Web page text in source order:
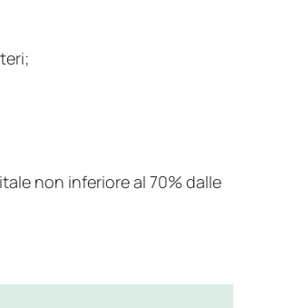
non inferiore al 70% dalle